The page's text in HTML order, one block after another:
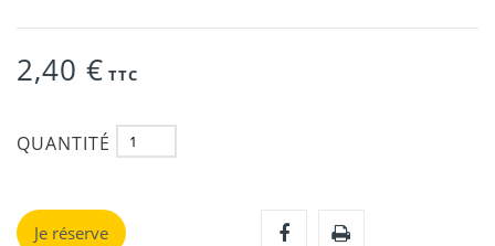
2,40 € TTC
QUANTITÉ
Je réserve